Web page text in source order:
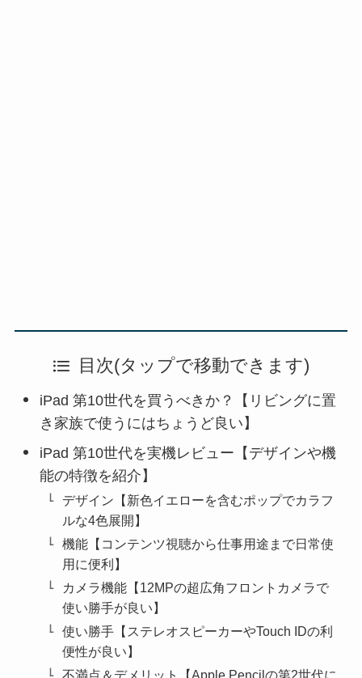
目次(タップで移動できます)
iPad 第10世代を買うべきか？【リビングに置
き家族で使うにはちょうど良い】
iPad 第10世代を実機レビュー【デザインや機
能の特徴を紹介】
デザイン【新色イエローを含むポップでカラフ
ルな4色展開】
機能【コンテンツ視聴から仕事用途まで日常使
用に便利】
カメラ機能【12MPの超広角フロントカメラで
使い勝手が良い】
使い勝手【ステレオスピーカーやTouch IDの利
便性が良い】
不満点＆デメリット【Apple Pencilの第2世代に